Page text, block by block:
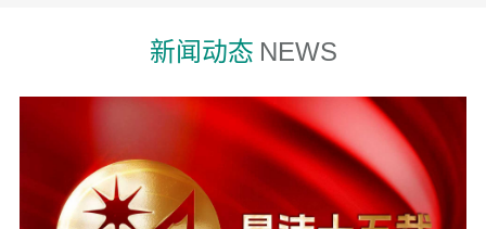
新闻动态 NEWS